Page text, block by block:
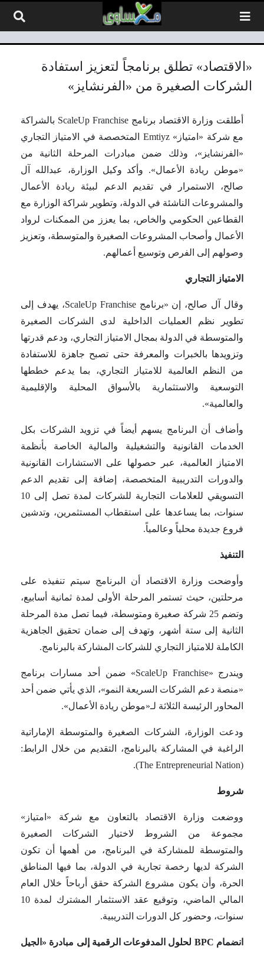
«الاقتصاد» تطلق برنامجاً لتعزيز استفادة
الشركات الصغيرة من «الفرنشايز»
أطلقت وزارة الاقتصاد برنامج ScaleUp Franchise بالشراكة
مع شركة «امتياز» Emtiyz المتخصصة في الامتياز التجاري
«الفرنشايز»، وذلك ضمن مبادرات المرحلة الثانية من
«موطن ريادة الأعمال». وأكد وكيل الوزارة، عبدالله آل
صالح، الاستمرار في تقديم الدعم لبيئة ريادة الأعمال
والمشروعات الناشئة في الدولة، وتطوير شراكة الوزارة مع
القطاعين الحكومي والخاص، بما يعزز من الممكنات لرواد
الأعمال وأصحاب المشروعات الصغيرة والمتوسطة، وتعزيز
وصولهم إلى الفرص وتوسيع أعمالهم.
الامتياز التجاري
وقال آل صالح، إن «برنامج ScaleUp Franchise، يهدف إلى
تطوير نظم العمليات الداخلية لدى الشركات الصغيرة
والمتوسطة في الدولة بمجال الامتياز التجاري، ودعم قدرتها
وتزويدها بالخبرات والمعرفة حتى تصبح جاهزة للاستفادة
من النظم العالمية للامتياز التجاري، بما يدعم خططها
التوسعية والاستثمارية بالأسواق المحلية والإقليمية
والعالمية».
وأضاف أن البرنامج يسهم أيضاً في تزويد الشركات بكل
الخدمات القانونية والتشغيلية والمالية الخاصة بأنظمة
الامتياز العالمية، عبر حصولها على الاستشارات القانونية
والدورات التدريبية المتخصصة، إضافة إلى تقديم الدعم
التسويقي للعلامات التجارية للشركات لمدة تصل إلى 10
سنوات، بما يساعدها على استقطاب المستثمرين، وتدشين
فروع جديدة محلياً وعالمياً.
التنفيذ
وأوضحت وزارة الاقتصاد أن البرنامج سيتم تنفيذه على
مرحلتين، حيث تستمر المرحلة الأولى لمدة ثمانية أسابيع،
وتضم 25 شركة صغيرة ومتوسطة، فيما تصل مدة المرحلة
الثانية إلى ستة أشهر، وتهدف إلى ضمان تحقيق الجاهزية
الكاملة للامتياز التجاري للشركات المشاركة بالبرنامج.
ويندرج «ScaleUp Franchise» ضمن أحد مسارات برنامج
«منصة دعم الشركات السريعة النمو»، الذي يأتي ضمن أحد
المحاور الرئيسة الثلاثة لـ«موطن ريادة الأعمال».
ودعت الوزارة، الشركات الصغيرة والمتوسطة الإماراتية
الراغبة في المشاركة بالبرنامج، التقديم من خلال الرابط:
(The Entrepreneurial Nation).
شروط
ووضعت وزارة الاقتصاد بالتعاون مع شركة «امتياز»
مجموعة من الشروط لاختيار الشركات الصغيرة
والمتوسطة للمشاركة في البرنامج، من أهمها أن تكون
الشركة لديها رخصة تجارية في الدولة، بما فيها المناطق
الحرة، وأن يكون مشروع الشركة حقق أرباحاً خلال العام
المالي الماضي، وتوقيع عقد الاستثمار المشترك لمدة 10
سنوات، وحضور كل الدورات التدريبية.
انضمام BPC لحلول المدفوعات الرقمية إلى مبادرة «الجيل